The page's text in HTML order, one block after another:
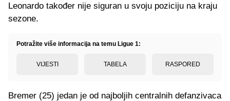
Leonardo također nije siguran u svoju poziciju na kraju
sezone.
Potražite više informacija na temu Ligue 1:
VIJESTI TABELA RASPORED
Bremer (25) jedan je od najboljih centralnih defanzivaca